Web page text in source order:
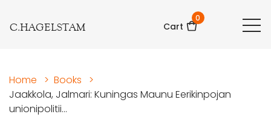
C.HAGELSTAM Cart
0
Home > Books
>
Jaakkola, Jalmari: Kuningas Maunu Eerikinpojan
unionipolitii...